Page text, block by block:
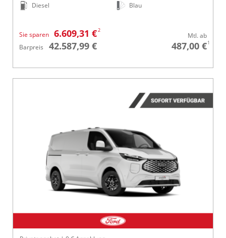
Diesel
Blau
Sie sparen 6.609,31 €2
Barpreis 42.587,99 €
Mtl. ab
487,00 €1